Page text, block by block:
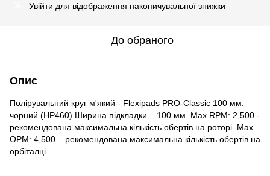
Увійти для відображення накопичувальної знижки
До обраного
Опис
Полірувальний круг м'який - Flexipads PRO-Classic 100 мм.
чорний (HP460) Ширина підкладки – 100 мм. Max RPM: 2,500 -
рекомендована максимальна кількість обертів на роторі. Max
OPM: 4,500 – рекомендована максимальна кількість обертів на
орбіталці.